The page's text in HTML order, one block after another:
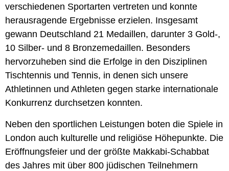
verschiedenen Sportarten vertreten und konnte
herausragende Ergebnisse erzielen. Insgesamt
gewann Deutschland 21 Medaillen, darunter 3 Gold-,
10 Silber- und 8 Bronzemedaillen. Besonders
hervorzuheben sind die Erfolge in den Disziplinen
Tischtennis und Tennis, in denen sich unsere
Athletinnen und Athleten gegen starke internationale
Konkurrenz durchsetzen konnten.
Neben den sportlichen Leistungen boten die Spiele in
London auch kulturelle und religiöse Höhepunkte. Die
Eröffnungsfeier und der größte Makkabi-Schabbat
des Jahres mit über 800 jüdischen Teilnehmern